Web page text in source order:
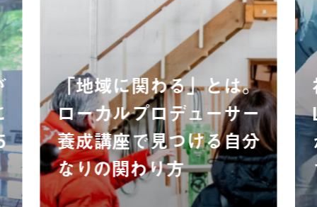
「地域に関わる」とは。
ローカルプロデューサー
養成講座で見つける自分
なりの関わり方